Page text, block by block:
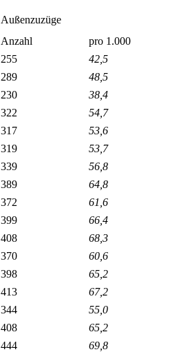
Außenzuzüge
Anzahl
pro 1.000
255
42,5
289
48,5
230
38,4
322
54,7
317
53,6
319
53,7
339
56,8
389
64,8
372
61,6
399
66,4
408
68,3
370
60,6
398
65,2
413
67,2
344
55,0
408
65,2
444
69,8